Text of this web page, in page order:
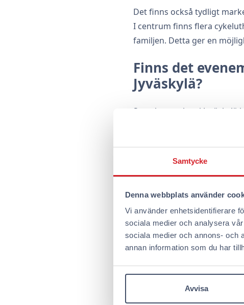
Samtycke
Denna webbplats använder
Vi använder enhetsidentifierare
sociala medier och analysera
sociala medier och annons- och
annan information som du har
Avvisa
Det finns också tydligt
I centrum finns flera
familjen. Detta ger en
Finns det
Jyväskylä?
Sportlovsveckan i
barnfamiljer. Några av de
Dessutom erbjuder många
att utforska regionens
tillsammans och skapa
Vilka
smidigt
staden, vilket ger snabb